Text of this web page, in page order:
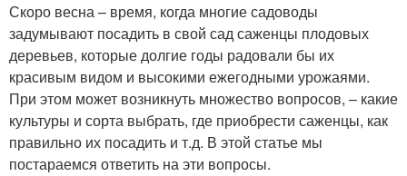
Скоро весна – время, когда многие садоводы
задумывают посадить в свой сад саженцы плодовых
деревьев, которые долгие годы радовали бы их
красивым видом и высокими ежегодными урожаями.
При этом может возникнуть множество вопросов, – какие
культуры и сорта выбрать, где приобрести саженцы, как
правильно их посадить и т.д. В этой статье мы
постараемся ответить на эти вопросы.